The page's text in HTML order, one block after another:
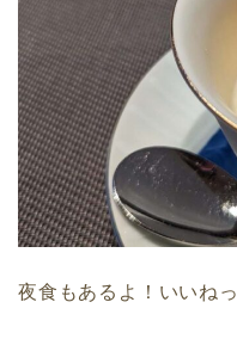
夜食もあるよ！いいねっ